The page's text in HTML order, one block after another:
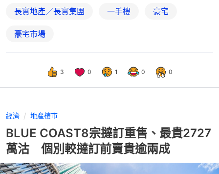
長實地產／長實集團 一手樓 豪宅
豪宅市場
3 0 1 0 0
經濟 地產樓市
BLUE COAST8宗撻訂重售、最貴2727
萬沽 個別較撻訂前賣貴逾兩成